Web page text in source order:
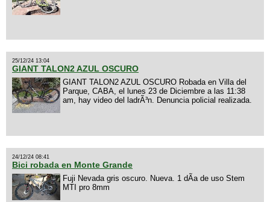
25/12/24 13:04
GIANT TALON2 AZUL OSCURO
GIANT TALON2 AZUL OSCURO Robada en Villa del
Parque, CABA, el lunes 23 de Diciembre a las 11:38
am, hay video del ladrÃ³n. Denuncia policial realizada.
24/12/24 08:41
Bici robada en Monte Grande
Fuji Nevada gris oscuro. Nueva. 1 dÃ­a de uso Stem
MTI pro 8mm